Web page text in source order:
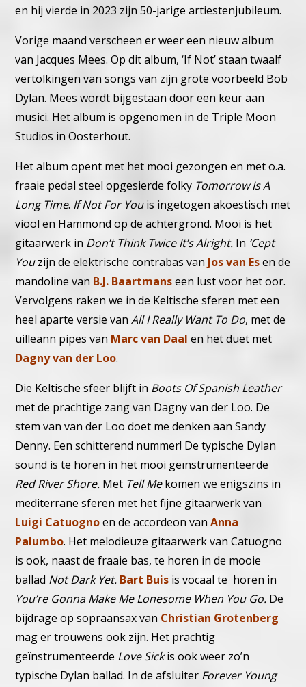
en hij vierde in 2023 zijn 50-jarige artiestenjubileum.
Vorige maand verscheen er weer een nieuw album
van Jacques Mees. Op dit album, ‘If Not’ staan twaalf
vertolkingen van songs van zijn grote voorbeeld Bob
Dylan. Mees wordt bijgestaan door een keur aan
musici. Het album is opgenomen in de Triple Moon
Studios in Oosterhout.
Het album opent met het mooi gezongen en met o.a.
fraaie pedal steel opgesierde folky Tomorrow Is A
Long Time. If Not For Youis ingetogen akoestisch met
viool en Hammond op de achtergrond. Mooi is het
gitaarwerk in Don’t Think Twice It’s Alright. In ‘Cept
Youzijn de elektrische contrabas van Jos van Es en de
mandoline van B.J. Baartmanseen lust voor het oor.
Vervolgens raken we in de Keltische sferen met een
heel aparte versie vanAll I Really Want To Do, met de
uilleann pipes van Marc van Daal en het duet met
Dagny van der Loo.
Die Keltische sfeer blijft in Boots Of Spanish Leather
met de prachtige zang van Dagny van der Loo. De
stem van van der Loo doet me denken aan Sandy
Denny. Een schitterend nummer! De typische Dylan
sound is te horen in het mooi geïnstrumenteerde
Red River Shore. Met Tell Mekomen we enigszins in
mediterrane sferen met het fijne gitaarwerk van
Luigi Catuognoen de accordeon vanAnna
Palumbo. Het melodieuze gitaarwerk van Catuogno
is ook, naast de fraaie bas, te horen in de mooie
ballad Not Dark Yet. Bart Buis is vocaal te horen in
You’re Gonna Make Me Lonesome When You Go. De
bijdrage op sopraansax van Christian Grotenberg
mag er trouwens ook zijn. Het prachtig
geïnstrumenteerde Love Sickis ook weer zo’n
typische Dylan ballad. In de afsluiter Forever Young